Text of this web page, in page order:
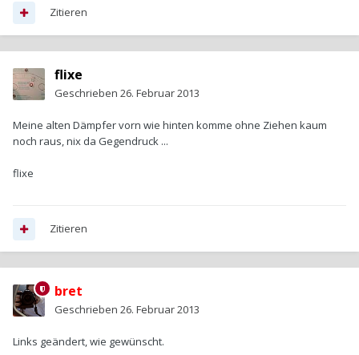
Zitieren
flixe
Geschrieben 26. Februar 2013
Meine alten Dämpfer vorn wie hinten komme ohne Ziehen kaum
noch raus, nix da Gegendruck ...
flixe
Zitieren
bret
Geschrieben 26. Februar 2013
Links geändert, wie gewünscht.